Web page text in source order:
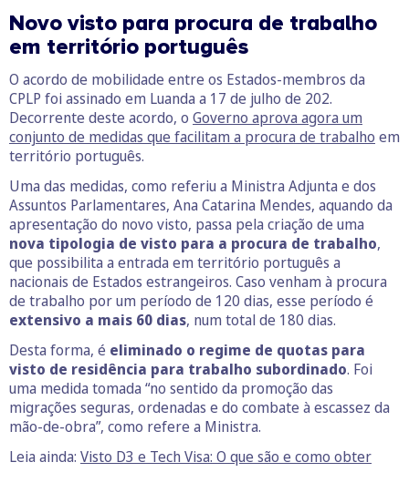
Novo visto para procura de trabalho
em território português
O acordo de mobilidade entre os Estados-membros da
CPLP foi assinado em Luanda a 17 de julho de 202.
Decorrente deste acordo, o Governo aprova agora um
conjunto de medidas que facilitam a procura de trabalho em
território português.
Uma das medidas, como referiu a Ministra Adjunta e dos
Assuntos Parlamentares, Ana Catarina Mendes, aquando da
apresentação do novo visto, passa pela criação de uma
nova tipologia de visto para a procura de trabalho,
que possibilita a entrada em território português a
nacionais de Estados estrangeiros. Caso venham à procura
de trabalho por um período de 120 dias, esse período é
extensivo a mais 60 dias, num total de 180 dias.
Desta forma, é eliminado o regime de quotas para
visto de residência para trabalho subordinado. Foi
uma medida tomada “no sentido da promoção das
migrações seguras, ordenadas e do combate à escassez da
mão-de-obra”, como refere a Ministra.
Leia ainda: Visto D3 e Tech Visa: O que são e como obter